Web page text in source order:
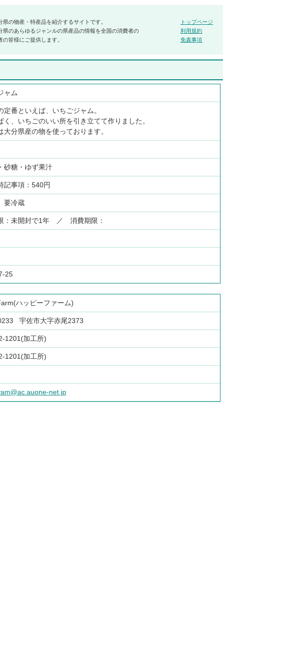
の物産・特産品を紹介するサイトです。
のあらゆるジャンルの県産品の情報を全国の消費者の
皆様にご提供します。
トップページ
利用規約
免責事項
ャム
定番といえば、いちごジャム。
く、いちごのいい所を引き立てて作りました。
大分県産の物を使っております。
砂糖・ゆず果汁
記事項：540円
要冷蔵
：未開封で1年 ／ 消費期限：
25
ハッピーファーム)
宇佐市大字赤尾2373
1201(加工所)
1201(加工所)
net.jp